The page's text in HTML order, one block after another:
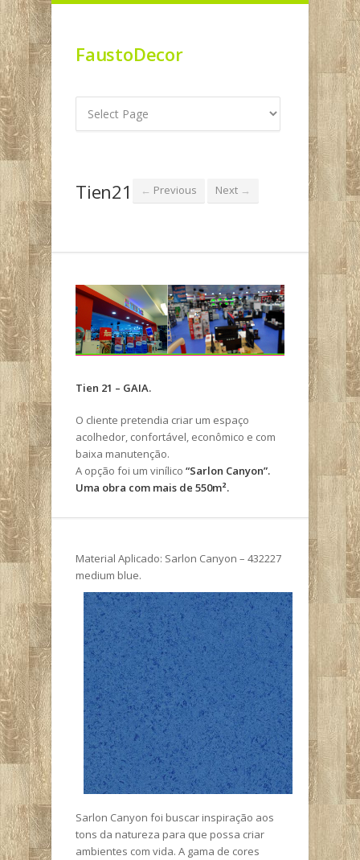
FaustoDecor
Tien21 ← Previous Next →
Tien 21 – GAIA.
O cliente pretendia criar um espaço
acolhedor, confortável, econômico e com
baixa manutenção.
A opção foi um vinílico “Sarlon Canyon”.
Uma obra com mais de 550m².
Material Aplicado: Sarlon Canyon – 432227
medium blue.
Sarlon Canyon foi buscar inspiração aos
tons da natureza para que possa criar
ambientes com vida. A gama de cores